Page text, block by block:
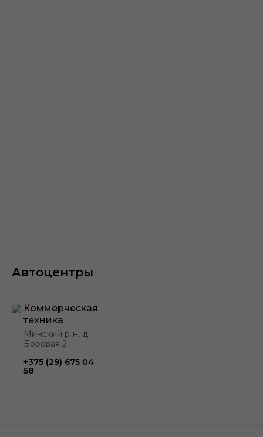
Автоцентры
Коммерческая
техника
Минский р-н, д.
Боровая 2
+375 (29) 675 04
58